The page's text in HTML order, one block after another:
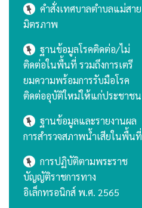
คำสั่งเทศบาลตำบลแม่สาย
มิตรภาพ
ฐานข้อมูลโรคติดต่อ/ไม่
ติดต่อในพื้นที่ รวมถึงการเตรี
ยมความพร้อมการรับมือโรค
ติดต่ออุบัติใหม่ให้แก่ประชาชน
ฐานข้อมูลและรายงานผล
การสำรวจสภาพน้ำเสียในพื้นที่
การปฏิบัติตามพระราช
บัญญัติราชการทาง
อิเล็กทรอนิกส์ พ.ศ. 2565